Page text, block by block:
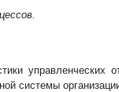
управленческих
системы